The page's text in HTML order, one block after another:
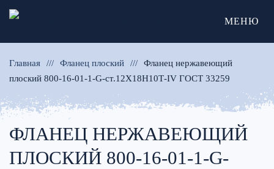
МЕНЮ
Главная Фланец плоский
Фланец нержавеющий
плоский 800-16-01-1-G-ст.12Х18Н10Т-IV ГОСТ 33259
ФЛАНЕЦ НЕРЖАВЕЮЩИЙ
ПЛОСКИЙ 800-16-01-1-G-